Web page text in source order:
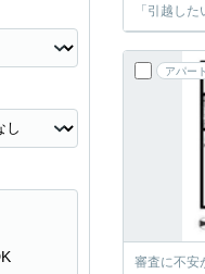
「引越し
アパート
審査に不安